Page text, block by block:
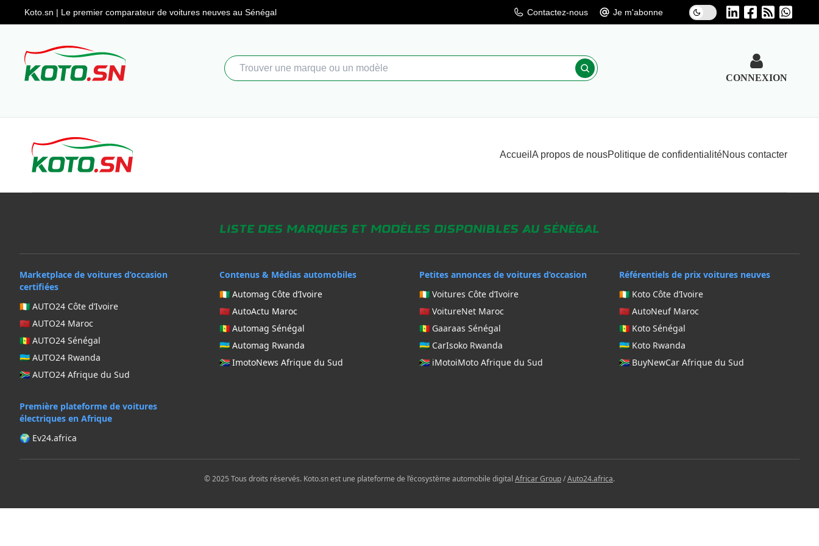
Koto.sn | Le premier comparateur de voitures neuves au Sénégal Contactez-nous Je m'abonne
CONNEXION
Accueil A propos de nousPolitique de confidentialitéNous contacter
Liste des marques et modèles disponibles au Sénégal
Marketplace de voitures d’occasion
certifiées
🇨🇮 AUTO24 Côte d’Ivoire
🇲🇦 AUTO24 Maroc
🇸🇳 AUTO24 Sénégal
🇷🇼 AUTO24 Rwanda
🇿🇦 AUTO24 Afrique du Sud
Contenus & Médias automobiles
🇨🇮 Automag Côte d’Ivoire
🇲🇦 AutoActu Maroc
🇸🇳 Automag Sénégal
🇷🇼 Automag Rwanda
🇿🇦 ImotoNews Afrique du Sud
Petites annonces de voitures d’occasion
🇨🇮 Voitures Côte d’Ivoire
🇲🇦 VoitureNet Maroc
🇸🇳 Gaaraas Sénégal
🇷🇼 CarIsoko Rwanda
🇿🇦 iMotoiMoto Afrique du Sud
Référentiels de prix voitures neuves
🇨🇮 Koto Côte d’Ivoire
🇲🇦 AutoNeuf Maroc
🇸🇳 Koto Sénégal
🇷🇼 Koto Rwanda
🇿🇦 BuyNewCar Afrique du Sud
Première plateforme de voitures
électriques en Afrique
🌍 Ev24.africa
© 2025 Tous droits réservés. Koto.sn est une plateforme de l’écosystème automobile digital Africar Group/Auto24.africa.